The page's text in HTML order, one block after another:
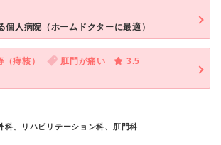
個人病院（ホームドクターに最適）
（痔核） 肛門が痛い
3.5
科、リハビリテーション科、肛門科